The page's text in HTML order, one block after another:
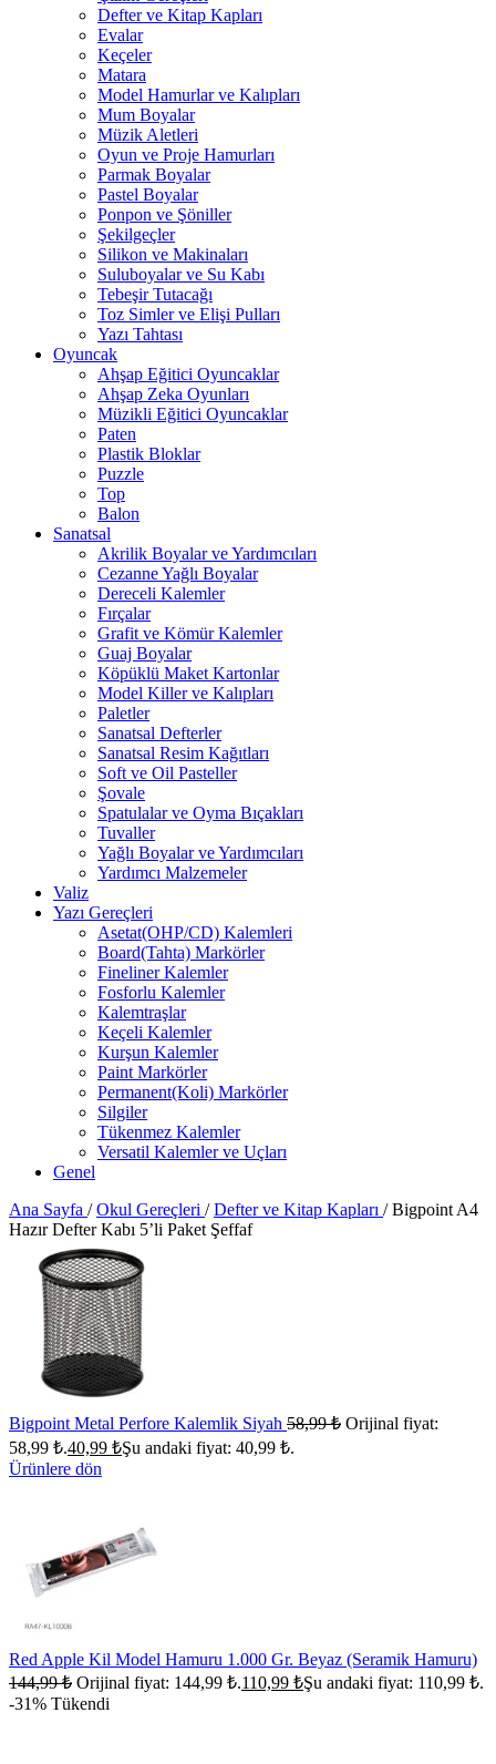
Defter ve Kitap Kapları
Evalar
Keçeler
Matara
Model Hamurlar ve Kalıpları
Mum Boyalar
Müzik Aletleri
Oyun ve Proje Hamurları
Parmak Boyalar
Pastel Boyalar
Ponpon ve Şöniller
Şekilgeçler
Silikon ve Makinaları
Suluboyalar ve Su Kabı
Tebeşir Tutacağı
Toz Simler ve Elişi Pulları
Yazı Tahtası
Oyuncak
Ahşap Eğitici Oyuncaklar
Ahşap Zeka Oyunları
Müzikli Eğitici Oyuncaklar
Paten
Plastik Bloklar
Puzzle
Top
Balon
Sanatsal
Akrilik Boyalar ve Yardımcıları
Cezanne Yağlı Boyalar
Dereceli Kalemler
Fırçalar
Grafit ve Kömür Kalemler
Guaj Boyalar
Köpüklü Maket Kartonlar
Model Killer ve Kalıpları
Paletler
Sanatsal Defterler
Sanatsal Resim Kağıtları
Soft ve Oil Pasteller
Şovale
Spatulalar ve Oyma Bıçakları
Tuvaller
Yağlı Boyalar ve Yardımcıları
Yardımcı Malzemeler
Valiz
Yazı Gereçleri
Asetat(OHP/CD) Kalemleri
Board(Tahta) Markörler
Fineliner Kalemler
Fosforlu Kalemler
Kalemtraşlar
Keçeli Kalemler
Kurşun Kalemler
Paint Markörler
Permanent(Koli) Markörler
Silgiler
Tükenmez Kalemler
Versatil Kalemler ve Uçları
Genel
Ana Sayfa / Okul Gereçleri / Defter ve Kitap Kapları / Bigpoint A4
Hazır Defter Kabı 5’li Paket Şeffaf
Bigpoint Metal Perfore Kalemlik Siyah 58,99₺ Orijinal fiyat:
58,99 ₺.40,99 ₺Şu andaki fiyat: 40,99 ₺.
Ürünlere dön
Red Apple Kil Model Hamuru 1.000 Gr. Beyaz (Seramik Hamuru)
144,99₺ Orijinal fiyat: 144,99 ₺.110,99 ₺Şu andaki fiyat: 110,99 ₺.
-31% Tükendi